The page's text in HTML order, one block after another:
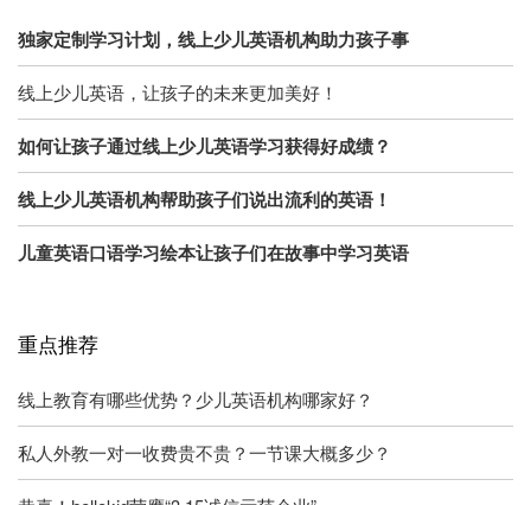
独家定制学习计划，线上少儿英语机构助力孩子事
线上少儿英语，让孩子的未来更加美好！
如何让孩子通过线上少儿英语学习获得好成绩？
线上少儿英语机构帮助孩子们说出流利的英语！
儿童英语口语学习绘本让孩子们在故事中学习英语
重点推荐
线上教育有哪些优势？少儿英语机构哪家好？
私人外教一对一收费贵不贵？一节课大概多少？